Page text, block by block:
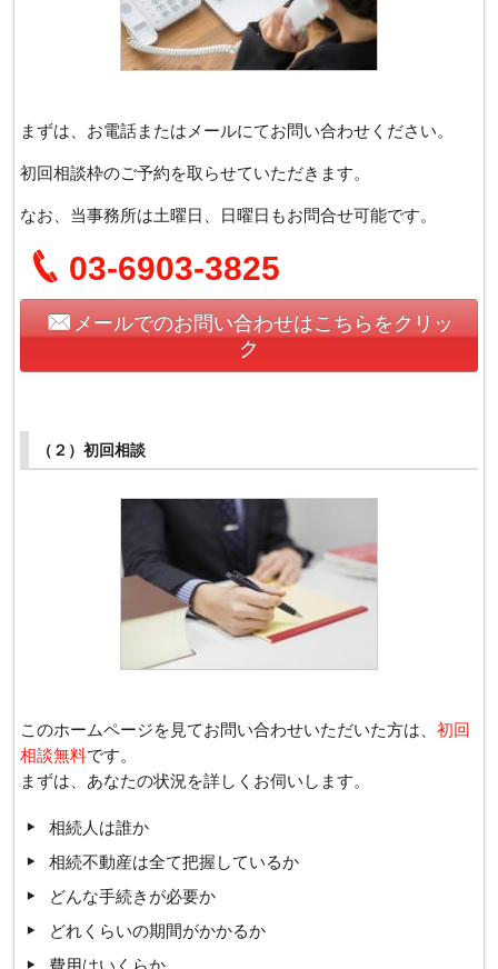
まずは、お電話またはメールにてお問い合わせください。
初回相談枠のご予約を取らせていただきます。
なお、当事務所は土曜日、日曜日もお問合せ可能です。
03-6903-3825
メールでのお問い合わせはこちらをクリッ
ク
（２）初回相談
このホームページを見てお問い合わせいただいた方は、 初回
相談無料です。
まずは、あなたの状況を詳しくお伺いします。
相続人は誰か
相続不動産は全て把握しているか
どんな手続きが必要か
どれくらいの期間がかかるか